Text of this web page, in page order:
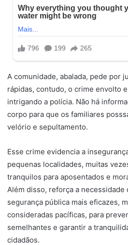
A comunidade, abalada, pede por
rápidas, contudo, o crime envolto
intrigando a polícia. Não há
corpo para que os familiares
velório e sepultamento.
Esse crime evidencia a
pequenas localidades, muitas
tranquilos para aposentados e
Além disso, reforça a necessidade
segurança pública mais eficazes,
consideradas pacíficas, para
semelhantes e garantir a
cidadãos.